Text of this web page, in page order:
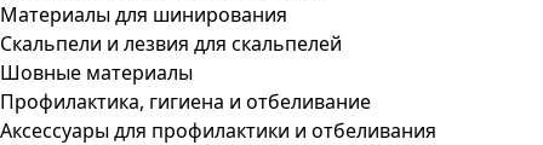
Материалы для шинирования
Скальпели и лезвия для скальпелей
Шовные материалы
Профилактика, гигиена и отбеливание
Аксессуары для профилактики и отбеливания